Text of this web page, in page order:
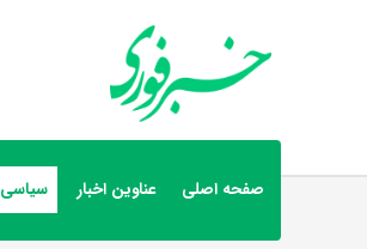
صفحه اصلی عناوین اخبار سیاسی